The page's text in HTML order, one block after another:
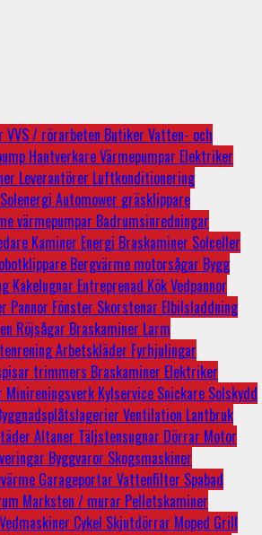
VVS / rörarbeten Butiker Vatten- och
HantverkareVärmepumpar Elektriker
Leverantörer Luftkonditionering
Solenergi Automower gräsklippare
värmepumpar Badrumsinredningar
Kaminer Energi Braskaminer Solceller
Bergvärme motorsågar Bygg
Kakelugnar Entreprenad KökVedpannor
Pannor Fönster Skorstenar Elbilsladdning
Röjsågar Braskaminer Larm
Arbetskläder Fyrhjulingar
trimmers Braskaminer Elektriker
Minireningsverk Kylservice Snickare Solskydd
Ventilation Lantbruk
Altaner Täljstensugnar Dörrar Motor
Byggvaror Skogsmaskiner
Garageportar Vattenfilter Spabad
Marksten / murar Pelletskaminer
Vedmaskiner Cykel Skjutdörrar Moped Grill